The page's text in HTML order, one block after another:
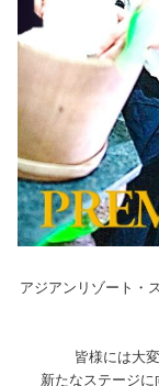
アジアンリゾート・
皆様には大
新たなステージ